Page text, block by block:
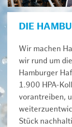
DIE
Wir machen
wir rund um
Hamburger
1.900 HPA-
vorantreiben,
Stück